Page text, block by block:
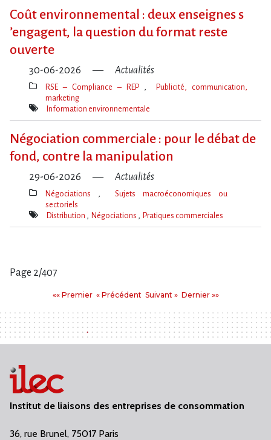
Coût environnemental : deux enseignes s​
‌’engagent, la question du format reste
ouverte
30-06-2026 Actualités
Thèmes(s)
RSE – Compliance – REP
Publicité, communication,
marketing
Mot(s)-
Information environnementale
Négociation commerciale : pour le débat de
fond, contre la manipulation
29-06-2026 Actualités
Thèmes(s)
Négociations
Sujets macroéconomiques ou
sectoriels
Mot(s)-
Distribution Négociations Pratiques commerciales
Page 2/407
«« PremierPremier
« PrécédentPrécédent
Suivant
Suivant » Dernier
Dernier »»
Institut de liaisons des entreprises de consommation
36, rue Brunel, 75017 Paris